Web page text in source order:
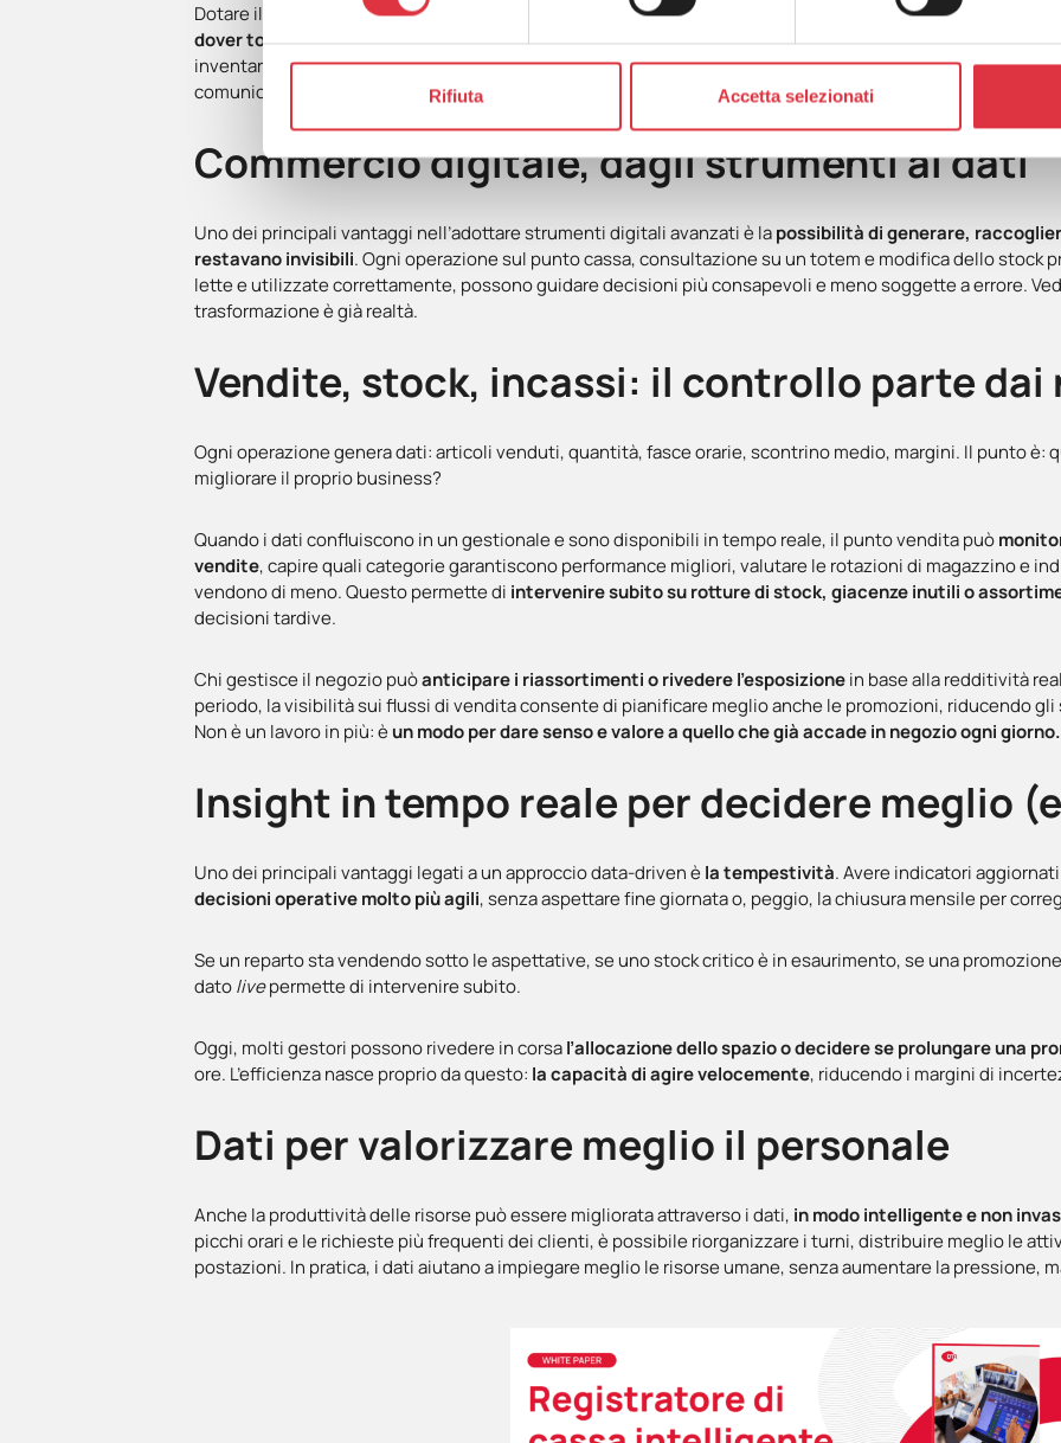
Rifiuta Accetta selezionati
Dotare il personale di vendita di tablet o smartphone consente di gestire
molte operazioni
dover tornare in cassa o in magazzino. Dalla verifica dello stock alla consultazione delle schede
inventario, questo migliora la reattività del team, riduce gli spostamenti interni inutili e rende più fluido il
comunicazione tra i reparti.
Commercio digitale, dagli strumenti ai dati
Uno dei principali vantaggi nell’adottare strumenti digitali avanzati è lapossibilità di generare,
restavano invisibili. Ogni operazione sul punto cassa, consultazione su un totem e modifica dello stock
lette e utilizzate correttamente, possono guidare decisioni più consapevoli e meno soggette a errore.
trasformazione è già realtà.
Vendite, stock, incassi: il controllo parte dai
Ogni operazione genera dati: articoli venduti, quantità, fasce orarie, scontrino medio, margini. Il punto è:
migliorare il proprio business?
Quando i dati confluiscono in un gestionale e sono disponibili in tempo reale, il punto vendita può
vendite, capire quali categorie garantiscono performance migliori, valutare le rotazioni di magazzino e
vendono di meno. Questo permette di intervenire subito su rotture di stock, giacenze inutili o
decisioni tardive.
Chi gestisce il negozio puòanticipare i riassortimenti o rivedere l’esposizionein base alla redditività
periodo, la visibilità sui flussi di vendita consente di pianificare meglio anche le promozioni, riducendo
Non è un lavoro in più: èun modo per dare senso e valore a quello che già accade in negozio ogni giorno.
Insight in tempo reale per decidere meglio
Uno dei principali vantaggi legati a un approccio data-driven èla tempestività. Avere indicatori
decisioni operative molto più agili, senza aspettare fine giornata o, peggio, la chiusura mensile per
Se un reparto sta vendendo sotto le aspettative, se uno stock critico è in esaurimento, se una
datolivepermette di intervenire subito.
Oggi, molti gestori possono rivedere in corsal’allocazione dello spazio o decidere se prolungare una
ore. L’efficienza nasce proprio da questo: la capacità di agire velocemente, riducendo i margini di
Dati per valorizzare meglio il personale
Anche la produttività delle risorse può essere migliorata attraverso i dati, in modo intelligente e non
picchi orari e le richieste più frequenti dei clienti, è possibile riorganizzare i turni, distribuire meglio le
postazioni. In pratica, i dati aiutano a impiegare meglio le risorse umane, senza aumentare la pressione,